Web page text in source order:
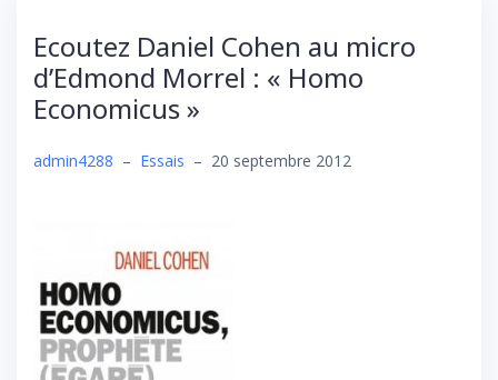
Ecoutez Daniel Cohen au micro
d’Edmond Morrel : « Homo
Economicus »
admin4288 – Essais – 20 septembre 2012